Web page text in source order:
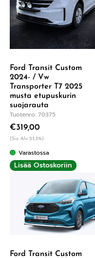
Ford Transit Custom
2024- / Vw
Transporter T7 2025
musta etupuskurin
suojarauta
Tuotenro: 70375
€319,00
(Sis. Alv 25,5%)
Varastossa
Lisää Ostoskoriin
Ford Transit Custom